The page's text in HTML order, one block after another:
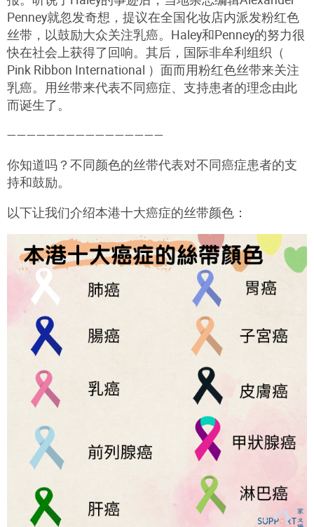
Penney就忽发奇想，提议在全国化妆店内派发粉红色
丝带，以鼓励大众关注乳癌。Haley和Penney的努力很
快在社会上获得了回响。其后，国际非牟利组织（
Pink Ribbon International ）面而用粉红色丝带来关注
乳癌。用丝带来代表不同癌症、支持患者的理念由此
而诞生了。
————————————————
你知道吗？不同颜色的丝带代表对不同癌症患者的支
持和鼓励。
以下让我们介绍本港十大癌症的丝带颜色：